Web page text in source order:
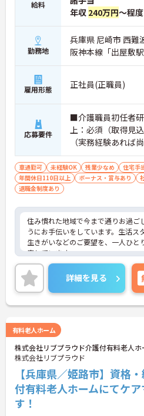
給料
年収 240万円～程
勤務地
兵庫県 尼崎市 西難
阪神本線「出屋敷
雇用形態 正社員(正職員)
応募要件
■介護職員初任者
上：必須（取得見
（実務経験あれば
免許（AT限定可）
車通勤可 未経験OK 残業少なめ 住宅手
年間休日110日以上
ボーナス・賞与あり
退職金制度あり
住み慣れた地域で今まで通りお過ご
うにお手伝いをしています。生活ス
生きがいなどのご要望を、一人ひと
応しています。
業務の頑張りが評価されるよう、昇
あります。また、スキルアップがで
対策を無料で利用できたり、資格取
ります。
ご興味のある方には、面接対策ポイ
さい！
詳細を見る
有料老人ホーム
株式会社リブプラウド介護付有料老人
株式会社リブプラウド
【兵庫県／姫路市】資格
付有料老人ホームにてケ
す！